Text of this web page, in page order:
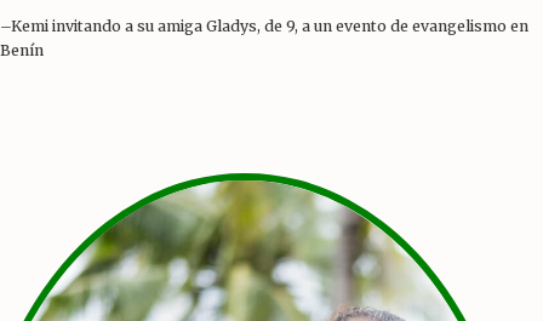
–Kemi invitando a su amiga Gladys, de 9, a un evento de evangelismo en
Benín